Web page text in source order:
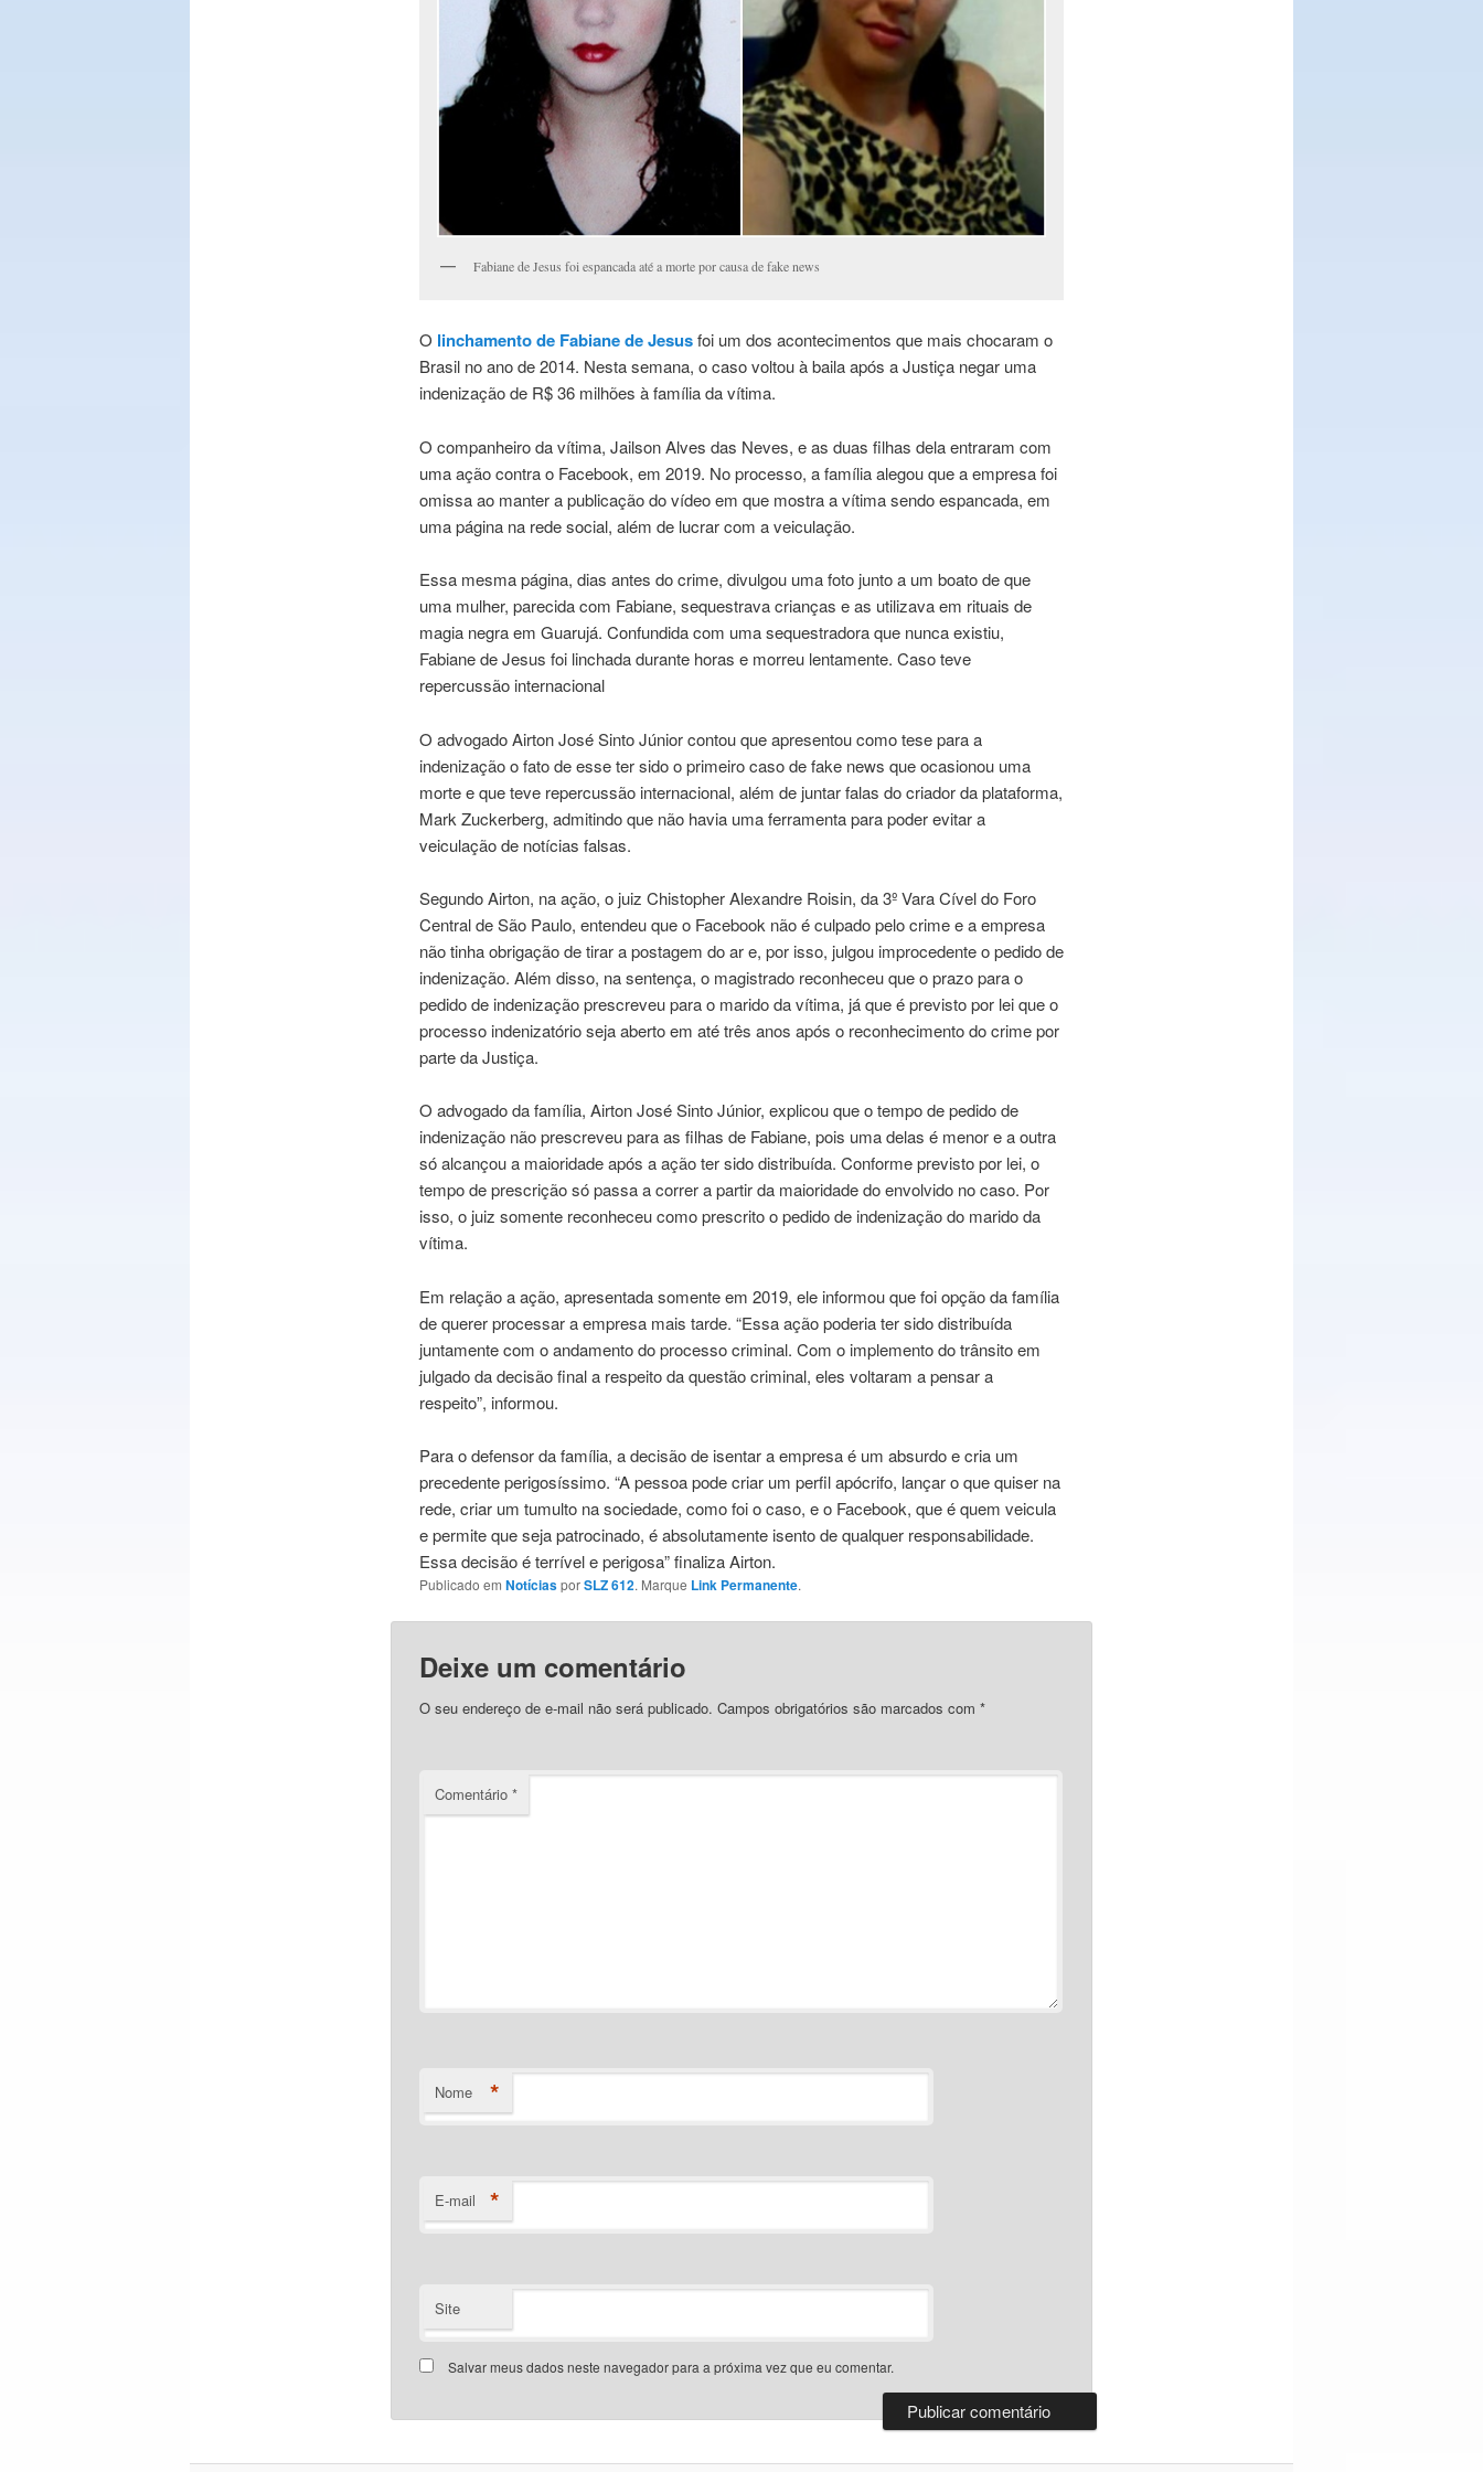
Fabiane de Jesus foi espancada até a morte por causa de fake news
O linchamento de Fabiane de Jesusfoi um dos acontecimentos que mais chocaram o
Brasil no ano de 2014. Nesta semana, o caso voltou à baila após a Justiça negar uma
indenização de R$ 36 milhões à família da vítima.
O companheiro da vítima, Jailson Alves das Neves, e as duas filhas dela entraram com
uma ação contra o Facebook, em 2019. No processo, a família alegou que a empresa foi
omissa ao manter a publicação do vídeo em que mostra a vítima sendo espancada, em
uma página na rede social, além de lucrar com a veiculação.
Essa mesma página, dias antes do crime, divulgou uma foto junto a um boato de que
uma mulher, parecida com Fabiane, sequestrava crianças e as utilizava em rituais de
magia negra em Guarujá. Confundida com uma sequestradora que nunca existiu,
Fabiane de Jesus foi linchada durante horas e morreu lentamente. Caso teve
repercussão internacional
O advogado Airton José Sinto Júnior contou que apresentou como tese para a
indenização o fato de esse ter sido o primeiro caso de fake news que ocasionou uma
morte e que teve repercussão internacional, além de juntar falas do criador da plataforma,
Mark Zuckerberg, admitindo que não havia uma ferramenta para poder evitar a
veiculação de notícias falsas.
Segundo Airton, na ação, o juiz Chistopher Alexandre Roisin, da 3º Vara Cível do Foro
Central de São Paulo, entendeu que o Facebook não é culpado pelo crime e a empresa
não tinha obrigação de tirar a postagem do ar e, por isso, julgou improcedente o pedido de
indenização. Além disso, na sentença, o magistrado reconheceu que o prazo para o
pedido de indenização prescreveu para o marido da vítima, já que é previsto por lei que o
processo indenizatório seja aberto em até três anos após o reconhecimento do crime por
parte da Justiça.
O advogado da família, Airton José Sinto Júnior, explicou que o tempo de pedido de
indenização não prescreveu para as filhas de Fabiane, pois uma delas é menor e a outra
só alcançou a maioridade após a ação ter sido distribuída. Conforme previsto por lei, o
tempo de prescrição só passa a correr a partir da maioridade do envolvido no caso. Por
isso, o juiz somente reconheceu como prescrito o pedido de indenização do marido da
vítima.
Em relação a ação, apresentada somente em 2019, ele informou que foi opção da família
de querer processar a empresa mais tarde. “Essa ação poderia ter sido distribuída
juntamente com o andamento do processo criminal. Com o implemento do trânsito em
julgado da decisão final a respeito da questão criminal, eles voltaram a pensar a
respeito”, informou.
Para o defensor da família, a decisão de isentar a empresa é um absurdo e cria um
precedente perigosíssimo. “A pessoa pode criar um perfil apócrifo, lançar o que quiser na
rede, criar um tumulto na sociedade, como foi o caso, e o Facebook, que é quem veicula
e permite que seja patrocinado, é absolutamente isento de qualquer responsabilidade.
Essa decisão é terrível e perigosa” finaliza Airton.
Publicado em NotíciasporSLZ 612. Marque Link Permanente.
Deixe um comentário
O seu endereço de e-mail não será publicado. Campos obrigatórios são marcados com *
Comentário *
Nome *
E-mail *
Site
Salvar meus dados neste navegador para a próxima vez que eu comentar.